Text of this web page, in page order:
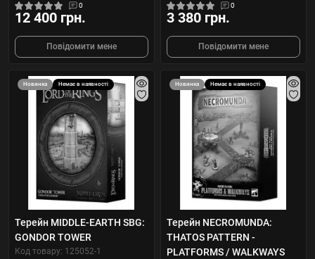
0
12 400 грн.
Повідомити мене
0
3 380 грн.
Повідомити мене
Новинка Немає в наявності
Терейн MIDDLE-EARTH SBG:
GONDOR TOWER
Код товару: 125052-1
Новинка Немає в наявності
Терейн NECROMUNDA:
THATOS PATTERN -
PLATFORMS / WALKWAYS